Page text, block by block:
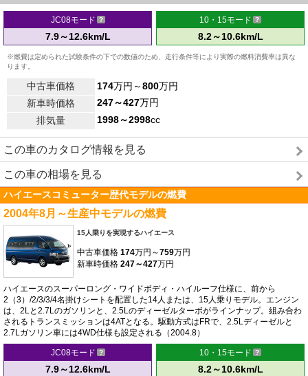
JC08モード
7.9～12.6km/L
10・15モード
8.2～10.6km/L
※燃費は定められた試験条件の下での数値のため、走行条件等により実際の燃料消費率は異な
ります。
中古車価格 174万円～800万円
新車時価格
247～427万円
排気量
1998～2998cc
この車のカタログ情報を見る
この車の相場を見る
ハイエースコミューター歴代モデルの燃費
2004年8月～生産中モデルの燃費
15人乗りを実現するハイエース
中古車価格 174万円～759万円
新車時価格 247～427万円
ハイエースのスーパーロング・ワイドボディ・ハイルーフ仕様に、前から
2（3）/2/3/3/4名掛けシートを配置した14人または、15人乗りモデル。エンジン
は、2Lと2.7Lのガソリンと、2.5Lのディーゼルターボがラインナップ。組み合わ
されるトランスミッションは4ATとなる。駆動方式はFRで、2.5Lディーゼルと
2.7Lガソリン車には4WD仕様も設定される（2004.8）
JC08モード
7.9～12.6km/L
10・15モード
8.2～10.6km/L